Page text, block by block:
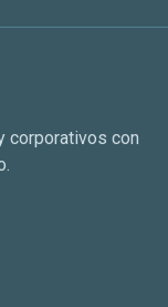
corporativos con